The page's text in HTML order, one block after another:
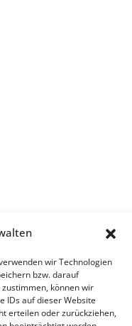
wir Technologien
bzw. darauf
können wir
IDs auf dieser Website
erteilen oder zurückziehen,